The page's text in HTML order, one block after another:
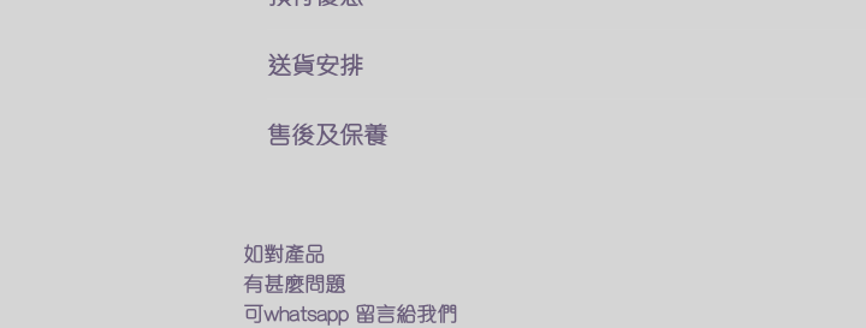
費用可於安裝後付現
如有其他疑問及特別安裝需求
​觀迎找我們的客戶服務業員討論
及預先付款兩種付款方式
預先付款可享有9折優惠
Wechat Pay
​支付寶(香港)
送貨安排
專人送貨上門 馬上進行安裝
我們的專業人員也會送貨上門
在閣下面前試用燈具
確保送到你手的貨品能完美運作
售後及保養
我們會有專人上門維修及更換
保養期後如果需要維修及更換光源
如對產品
有甚麼問題
可whatsapp 留言給我們